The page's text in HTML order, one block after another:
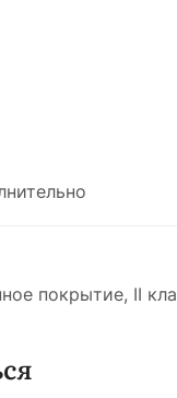
покрытие, II